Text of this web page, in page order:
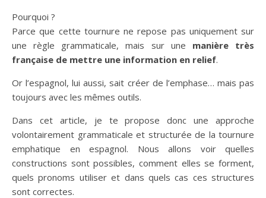
Pourquoi ?
Parce que cette tournure ne repose pas uniquement sur
une règle grammaticale, mais sur une manière très
française de mettre une information en relief.
Or l’espagnol, lui aussi, sait créer de l’emphase… mais pas
toujours avec les mêmes outils.
Dans cet article, je te propose donc une approche
volontairement grammaticale et structurée de la tournure
emphatique en espagnol. Nous allons voir quelles
constructions sont possibles, comment elles se forment,
quels pronoms utiliser et dans quels cas ces structures
sont correctes.